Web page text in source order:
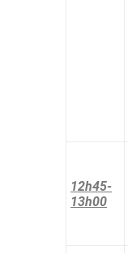
12h45-
13h00